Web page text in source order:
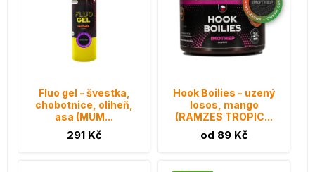
Fluo gel - švestka,
chobotnice, oliheň,
asa (MUM...
291 Kč
Hook Boilies - uzený
losos, mango
(RAMZES TROPIC...
od 89 Kč